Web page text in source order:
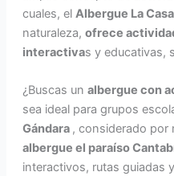
cuales, el Albergue La
naturaleza, ofrece
interactivas y educativas,
¿Buscas un albergue con
sea ideal para grupos
Gándara , considerado por
albergue el paraíso
interactivos, rutas guiadas